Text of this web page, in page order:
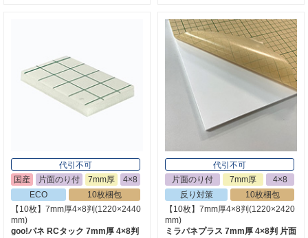
代引不可
国産
片面のり付 7mm厚
4×8
ECO
10枚梱包
【10枚】7mm厚4×8判(1220×2440
mm)
goo!パネ RCタック 7mm厚 4×8判
代引不可
片面のり付
7mm厚
4×8
反り対策
10枚梱包
【10枚】7mm厚4×8判(1220×2420
mm)
ミラパネプラス 7mm厚 4×8判 片面